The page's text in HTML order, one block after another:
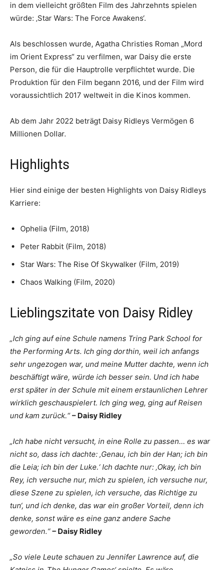
in dem vielleicht größten Film des Jahrzehnts spielen
würde: ‚Star Wars: The Force Awakens‘.
Als beschlossen wurde, Agatha Christies Roman „Mord
im Orient Express“ zu verfilmen, war Daisy die erste
Person, die für die Hauptrolle verpflichtet wurde. Die
Produktion für den Film begann 2016, und der Film wird
voraussichtlich 2017 weltweit in die Kinos kommen.
Ab dem Jahr 2022 beträgt Daisy Ridleys Vermögen 6
Millionen Dollar.
Highlights
Hier sind einige der besten Highlights von Daisy Ridleys
Karriere:
Ophelia (Film, 2018)
Peter Rabbit (Film, 2018)
Star Wars: The Rise Of Skywalker (Film, 2019)
Chaos Walking (Film, 2020)
Lieblingszitate von Daisy Ridley
„Ich ging auf eine Schule namens Tring Park School for
the Performing Arts. Ich ging dorthin, weil ich anfangs
sehr ungezogen war, und meine Mutter dachte, wenn ich
beschäftigt wäre, würde ich besser sein. Und ich habe
erst später in der Schule mit einem erstaunlichen Lehrer
wirklich geschauspielert. Ich ging weg, ging auf Reisen
und kam zurück.“– Daisy Ridley
„Ich habe nicht versucht, in eine Rolle zu passen… es war
nicht so, dass ich dachte: ‚Genau, ich bin der Han; ich bin
die Leia; ich bin der Luke.‘ Ich dachte nur: ‚Okay, ich bin
Rey, ich versuche nur, mich zu spielen, ich versuche nur,
diese Szene zu spielen, ich versuche, das Richtige zu
tun‘, und ich denke, das war ein großer Vorteil, denn ich
denke, sonst wäre es eine ganz andere Sache
geworden.“– Daisy Ridley
„So viele Leute schauen zu Jennifer Lawrence auf, die